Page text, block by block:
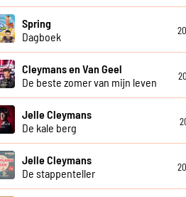
Spring
Dagboek
Cleymans en Van Geel
De beste zomer van mijn leven
Jelle Cleymans
De kale berg
Jelle Cleymans
De stappenteller